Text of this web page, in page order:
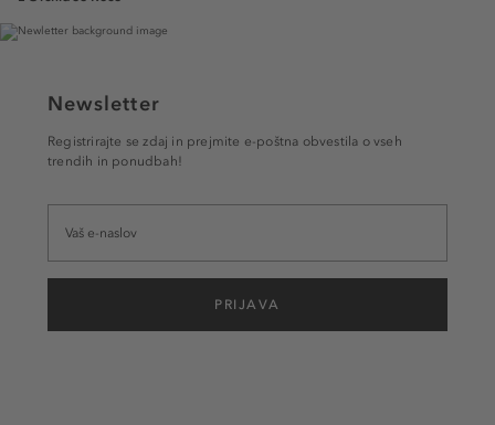
Newsletter
Registrirajte se zdaj in prejmite e-poštna obvestila o vseh
trendih in ponudbah!
PRIJAVA